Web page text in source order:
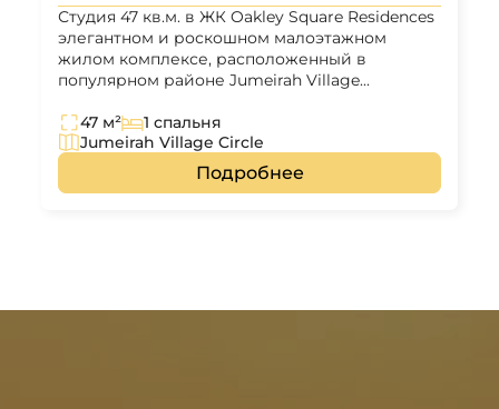
Студия 47 кв.м. в ЖК Oakley Square Residences
элегантном и роскошном малоэтажном
жилом комплексе, расположенный в
популярном районе Jumeirah Village...
47 м²
1 спальня
Jumeirah Village Circle
Подробнее